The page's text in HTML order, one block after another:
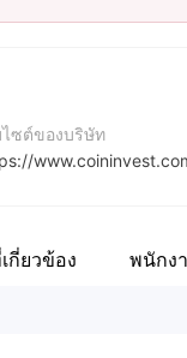
ไซต์ของบริษัท
กี่ยวข้อง พนักง